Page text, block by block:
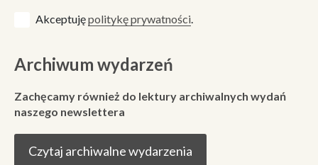
Akceptujępolitykę prywatności.
Archiwum wydarzeń
Zachęcamy również do lektury archiwalnych wydań
naszego newslettera
Czytaj archiwalne wydarzenia